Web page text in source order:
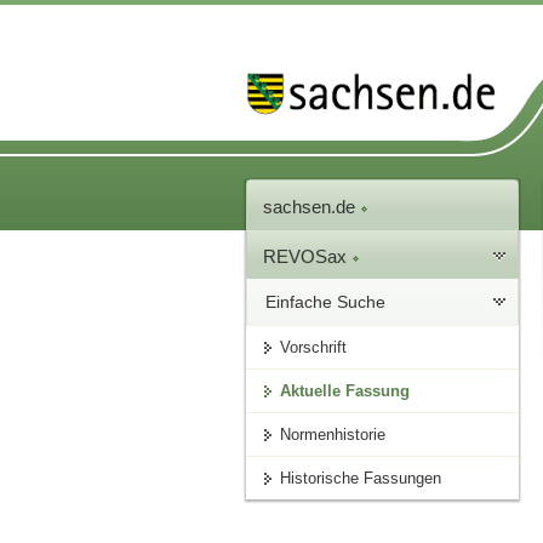
sachsen.de
REVOSax
Einfache Suche
Vorschrift
Aktuelle Fassung
Normenhistorie
Historische Fassungen